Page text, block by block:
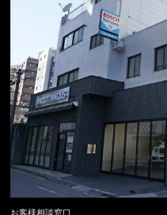
お客様相談窓口